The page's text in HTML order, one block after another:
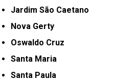
Jardim São Caetano
Nova Gerty
Oswaldo Cruz
Santa Maria
Santa Paula